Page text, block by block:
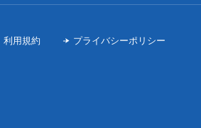
利用規約 プライバシーポリシー